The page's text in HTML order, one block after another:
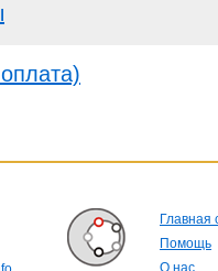
Главная
Помощь
О нас